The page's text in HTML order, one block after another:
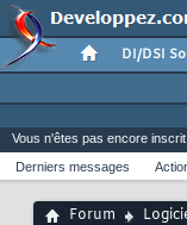
DI/DSI
Vous n'êtes pas encore
Derniers messages
Forum